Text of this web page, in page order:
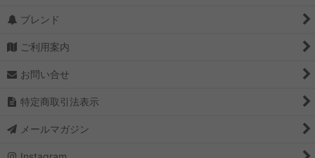
ブレンド
ご利用案内
お問い合せ
特定商取引法表示
メールマガジン